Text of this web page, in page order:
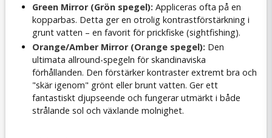
Green Mirror (Grön spegel): Appliceras ofta på en
kopparbas. Detta ger en otrolig kontrastförstärkning i
grunt vatten – en favorit för prickfiske (sightfishing).
Orange/Amber Mirror (Orange spegel): Den
ultimata allround-spegeln för skandinaviska
förhållanden. Den förstärker kontraster extremt bra och
"skär igenom" grönt eller brunt vatten. Ger ett
fantastiskt djupseende och fungerar utmärkt i både
strålande sol och växlande molnighet.